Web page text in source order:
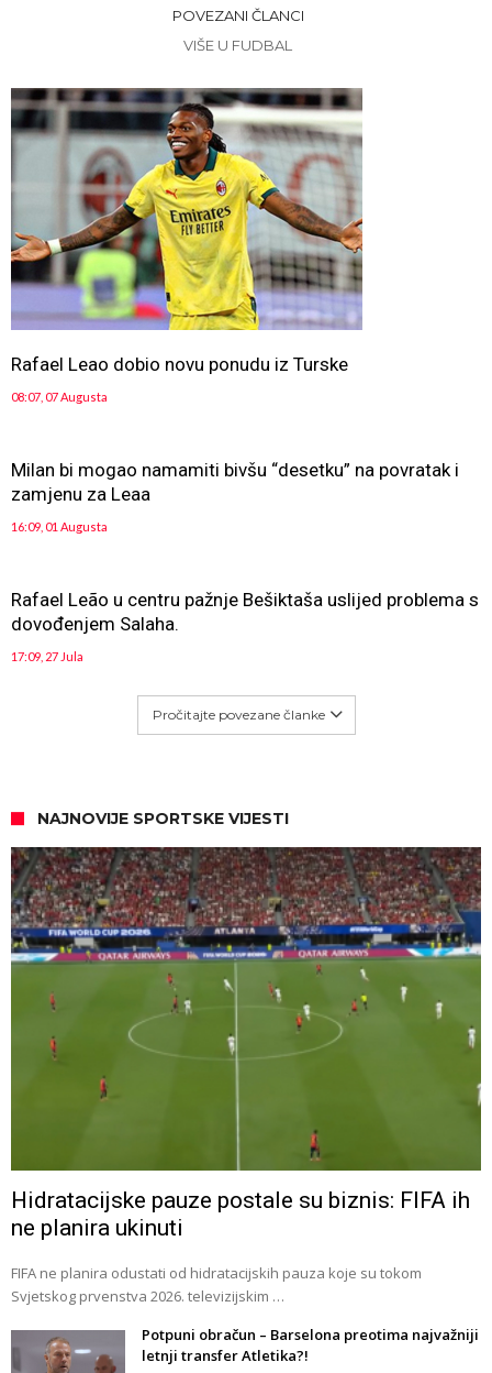
POVEZANI ČLANCI
VIŠE U FUDBAL
Rafael Leao dobio novu ponudu iz Turske
08:07, 07 Augusta
Milan bi mogao namamiti bivšu “desetku” na povratak i
zamjenu za Leaa
16:09, 01 Augusta
Rafael Leão u centru pažnje Bešiktaša uslijed problema s
dovođenjem Salaha.
17:09, 27 Jula
Pročitajte povezane članke
NAJNOVIJE SPORTSKE VIJESTI
Hidratacijske pauze postale su biznis: FIFA ih
ne planira ukinuti
FIFA ne planira odustati od hidratacijskih pauza koje su tokom
Svjetskog prvenstva 2026. televizijskim …
Potpuni obračun – Barselona preotima najvažniji
letnji transfer Atletika?!